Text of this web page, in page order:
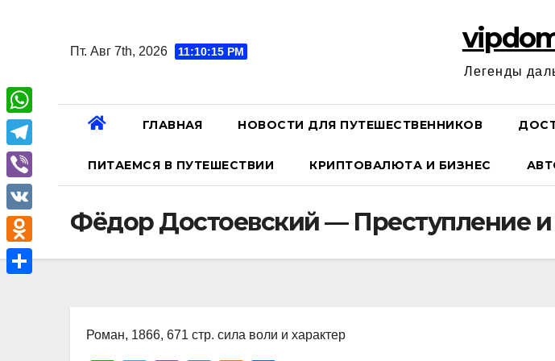
содержанию
Пт. Авг 7th, 2026 11:10:16 PM
Легенды
ГЛАВНАЯ НОВОСТИ ДЛЯ ПУТЕШЕСТВЕННИКОВ
ПИТАЕМСЯ В ПУТЕШЕСТВИИ КРИПТОВАЛЮТА И БИЗНЕС
Фёдор Достоевский — Преступление и
Роман, 1866, 671 стр. сила воли и характер
W
h
a
A
T
e
l
e
g
V
i
b
e
V
K
O